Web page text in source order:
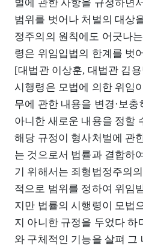
벌에 관한 사항을 규정하면
범위를 벗어나 처벌의 대상
정주의의 원칙에도 어긋나
령은 위임입법의 한계를 벗
[대법관 이상훈, 대법관 김
시행령은 모법에 의한 위임
무에 관한 내용을 변경·보
아니한 새로운 내용을 정할
해당 규정이 형사처벌에 관
는 것으로서 법률과 결합하
기 위해서는 죄형법정주의
적으로 범위를 정하여 위임
지만 법률의 시행령이 모법
지 아니한 규정을 두었다 하
와 구체적인 기능을 살펴 그